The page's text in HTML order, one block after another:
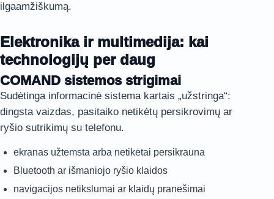
ilgaamžiškumą.
Elektronika ir multimedija: kai
technologijų per daug
COMAND sistemos strigimai
Sudėtinga informacinė sistema kartais „užstringa“:
dingsta vaizdas, pasitaiko netikėtų persikrovimų ar
ryšio sutrikimų su telefonu.
ekranas užtemsta arba netikėtai persikrauna
Bluetooth ar išmaniojo ryšio klaidos
navigacijos netikslumai ar klaidų pranešimai